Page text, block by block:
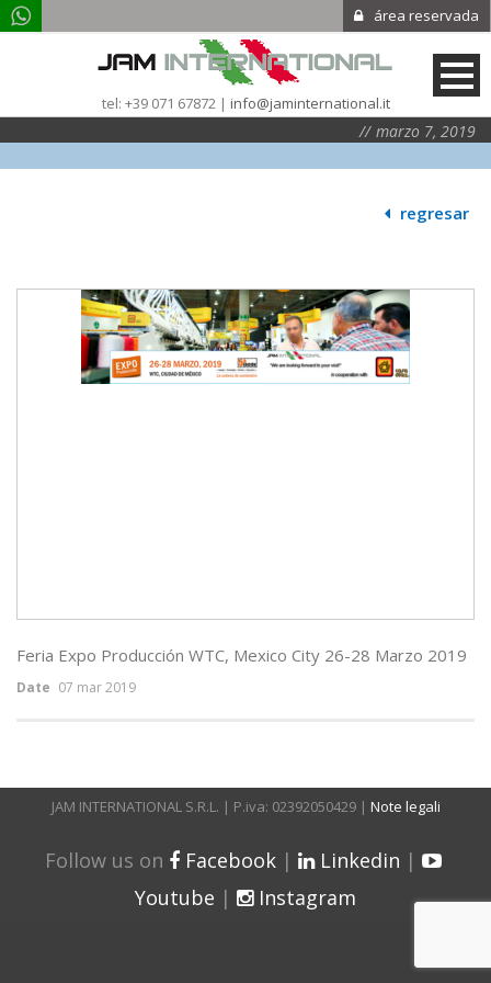
área reservada
tel: +39 071 67872 | info@jaminternational.it
marzo 7, 2019
regresar
Feria Expo Producción WTC, Mexico City 26-28 Marzo 2019
Date 07 mar 2019
JAM INTERNATIONAL S.R.L. | P.iva: 02392050429 | Note legali
Follow us on Facebook | Linkedin |
Youtube | Instagram